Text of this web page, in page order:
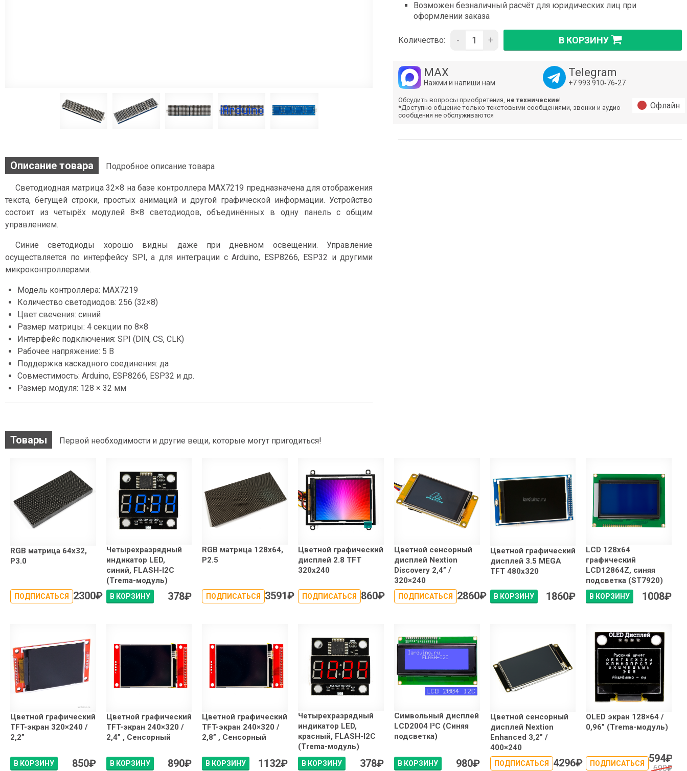
Возможен безналичный расчёт для юридических лиц при
оформлении заказа
Количество: - + В КОРЗИНУ
MAX
Нажми и напиши нам
Telegram
+7 993 910‑76‑27
Обсудить вопросы приобретения, не технические!
*Доступно общение только текстовыми сообщениями, звонки и аудио
сообщения не обслуживаются
Офлайн
Описание товара Подробное описание товара
Светодиодная матрица 32×8 на базе контроллера MAX7219 предназначена для отображения
текста, бегущей строки, простых анимаций и другой графической информации. Устройство
состоит из четырёх модулей 8×8 светодиодов, объединённых в одну панель с общим
управлением.
Синие светодиоды хорошо видны даже при дневном освещении. Управление
осуществляется по интерфейсу SPI, а для интеграции с Arduino, ESP8266, ESP32 и другими
микроконтроллерами.
Модель контроллера: MAX7219
Количество светодиодов: 256 (32×8)
Цвет свечения: синий
Размер матрицы: 4 секции по 8×8
Интерфейс подключения: SPI (DIN, CS, CLK)
Рабочее напряжение: 5 В
Поддержка каскадного соединения: да
Совместимость: Arduino, ESP8266, ESP32 и др.
Размер модуля: 128 × 32 мм
Товары Первой необходимости и другие вещи, которые могут пригодиться!
RGB матрица 64x32,
P3.0
ПОДПИСАТЬСЯ 2300₽
Четырехразрядный
индикатор LED,
синий, FLASH-I2C
(Trema-модуль)
В КОРЗИНУ 378₽
RGB матрица 128x64,
P2.5
ПОДПИСАТЬСЯ 3591₽
Цветной графический
дисплей 2.8 TFT
320x240
ПОДПИСАТЬСЯ 860₽
Цветной сенсорный
дисплей Nextion
Discovery 2,4” /
320×240
ПОДПИСАТЬСЯ 2860₽
Цветной графический
дисплей 3.5 MEGA
TFT 480x320
В КОРЗИНУ 1860₽
LCD 128x64
графический
LCD12864Z, синяя
подсветка (ST7920)
В КОРЗИНУ 1008₽
Цветной графический
TFT-экран 320×240 /
2,2”
В КОРЗИНУ 850₽
Цветной графический
TFT-экран 240×320 /
2,4” , Сенсорный
В КОРЗИНУ 890₽
Цветной графический
TFT-экран 240×320 /
2,8” , Сенсорный
В КОРЗИНУ 1132₽
Четырехразрядный
индикатор LED,
красный, FLASH-I2C
(Trema-модуль)
В КОРЗИНУ 378₽
Символьный дисплей
LCD2004 I²C (Синяя
подсветка)
В КОРЗИНУ 980₽
Цветной сенсорный
дисплей Nextion
Enhanced 3,2” /
400×240
ПОДПИСАТЬСЯ 4296₽
OLED экран 128×64 /
0,96” (Trema-модуль)
ПОДПИСАТЬСЯ 594₽
690₽